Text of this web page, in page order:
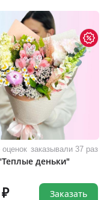
заказывали 37 раз
деньки"
Заказать